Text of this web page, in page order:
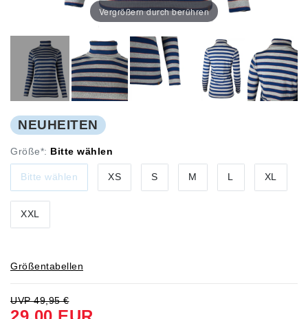
Vergrößern durch berühren
NEUHEITEN
Größe*: Bitte wählen
Bitte wählen XS S M L XL
XXL
Größentabellen
UVP 49,95 €